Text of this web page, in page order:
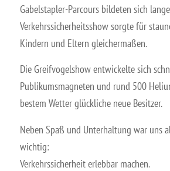
Gabelstapler-Parcours bildeten sich
Verkehrssicherheitsshow sorgte für
Kindern und Eltern gleichermaßen.
Die Greifvogelshow entwickelte sich
Publikumsmagneten und rund 500
bestem Wetter glückliche neue Besitzer.
Neben Spaß und Unterhaltung war uns
wichtig:
Verkehrssicherheit erlebbar machen.